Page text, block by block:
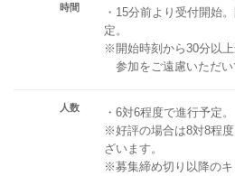
時間
・15分前より受付開始
定。
※開始時刻から30分以
参加をご遠慮いただい
人数
・6対6程度で進行予定
※好評の場合は8対8程
ざいます。
※募集締め切り以降の